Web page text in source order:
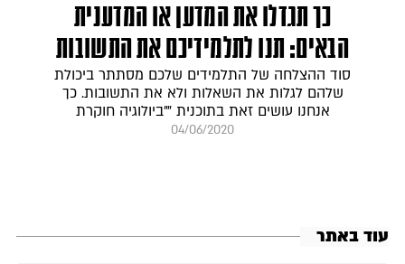
כך תגדלו את המדען או המדענית
הבאים: תנו לתלמידיכם את התשובות
סוד ההצלחה של התלמידים שלכם מסתתר ביכולת
שלהם לגלות את השאלות ולא את התשובות. כך
אנחנו עושים זאת בתוכנית ""ביולוגיה חוקרת
04/06/2020
עוד באתר